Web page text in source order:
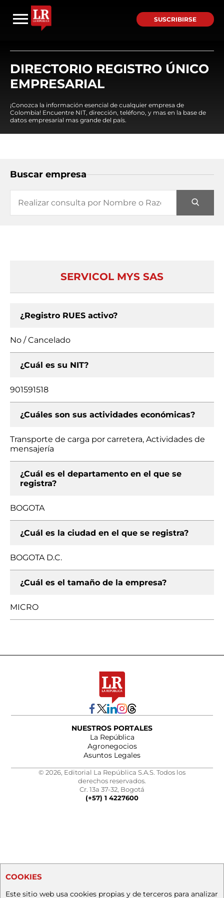
SUSCRIBIRSE
DIRECTORIO REGISTRO ÚNICO
EMPRESARIAL
¡Conozca la información esencial de cualquier empresa de
Colombia! Encuentre NIT, dirección, teléfono, y mas en la base de
datos empresarial mas grande del país.
Buscar empresa
SERVICOL MYS SAS
¿Registro RUES activo?
No / Cancelado
¿Cuál es su NIT?
901591518
¿Cuáles son sus actividades económicas?
Transporte de carga por carretera, Actividades de
mensajería
¿Cuál es el departamento en el que se
registra?
BOGOTA
¿Cuál es la ciudad en el que se registra?
BOGOTA D.C.
¿Cuál es el tamaño de la empresa?
MICRO
NUESTROS PORTALES
La República
Agronegocios
Asuntos Legales
© 2026, Editorial La República S.A.S. Todos los
derechos reservados.
Cr. 13a 37-32, Bogotá
(+57) 1 4227600
COOKIES
Este sitio web usa cookies propias y de terceros para analizar